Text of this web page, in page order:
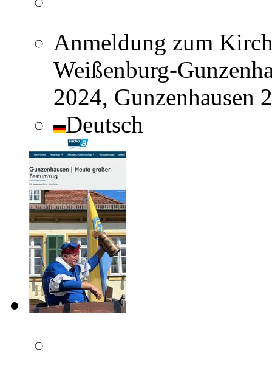
Anmeldung zum
Weißenburg-
2024, Gunzenhausen
Deutsch